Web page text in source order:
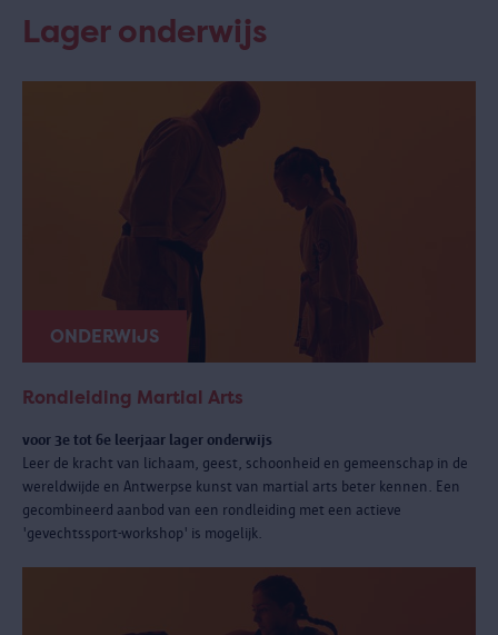
Lager onderwijs
ONDERWIJS
Rondleiding Martial Arts
voor 3e tot 6e leerjaar lager onderwijs
Leer de kracht van lichaam, geest, schoonheid en gemeenschap in de
wereldwijde en Antwerpse kunst van martial arts beter kennen. Een
gecombineerd aanbod van een rondleiding met een actieve
'gevechtssport-workshop' is mogelijk.